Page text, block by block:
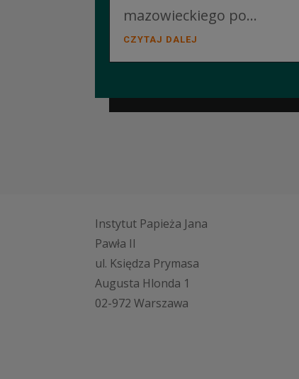
mazowieckiego po...
CZYTAJ DALEJ
Instytut Papieża Jana
Pawła II
ul. Księdza Prymasa
Augusta Hlonda 1
02-972 Warszawa